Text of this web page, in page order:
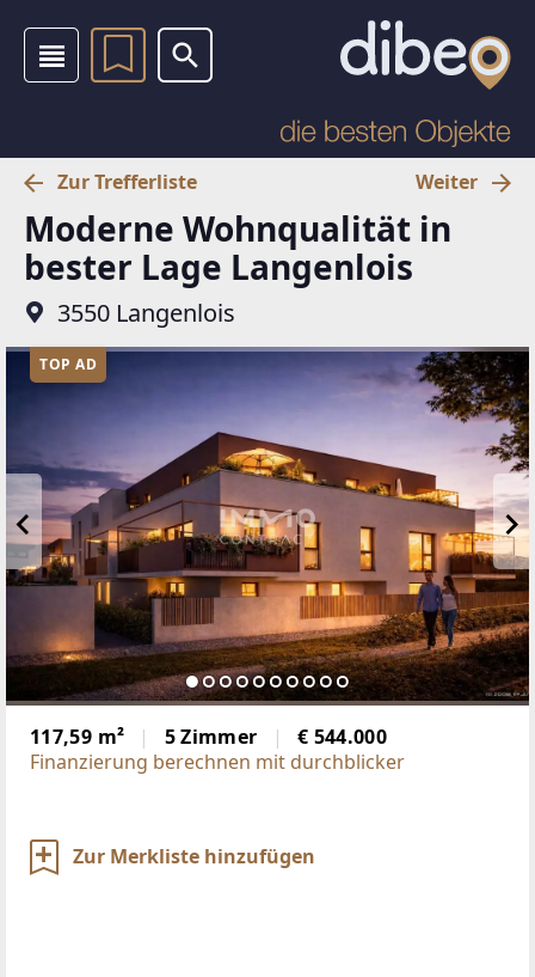
Zur Trefferliste Weiter
Moderne Wohnqualität in
bester Lage Langenlois
3550 Langenlois
TOP AD
117,59 m² 5 Zimmer
€ 544.000
Finanzierung berechnen mit durchblicker
Zur Merkliste hinzufügen